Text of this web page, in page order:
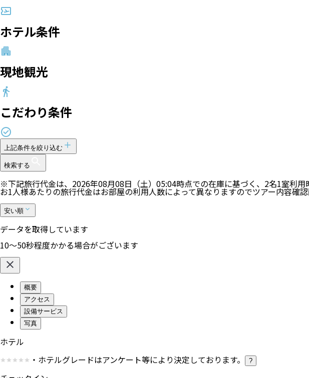
ホテル条件
現地観光
こだわり条件
上記条件を絞り込む
検索する
1件表示中
※最大100件まで表示します。ご希望のツアーが表示されない場合は、検索条件を加え
41%
※下記旅行代金は、2026年08月08日（土）05:04
お1人様あたりの旅行代金はお部屋の利用人数によって異なりますのでツアー内容確認
安い順
★【正規割引運賃利用】成田発◆ベトジェット 往復直
即日取消料発生
女子旅におススメ
グループ旅行におススメ
発着
タンソンニャット国際空港
(ホーチミン)